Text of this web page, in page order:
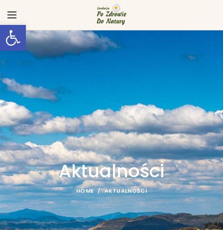
Otwórz pasek narzędzi
Aktualności
HOME AKTUALNOŚCI